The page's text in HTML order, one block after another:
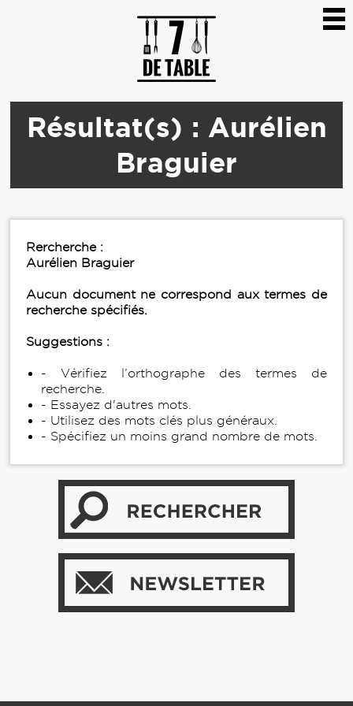
Résultat(s) : Aurélien
Braguier
Rercherche :
Aurélien Braguier
Aucun document ne correspond aux termes de
recherche spécifiés.
Suggestions :
- Vérifiez l’orthographe des termes de
recherche.
- Essayez d'autres mots.
- Utilisez des mots clés plus généraux.
- Spécifiez un moins grand nombre de mots.